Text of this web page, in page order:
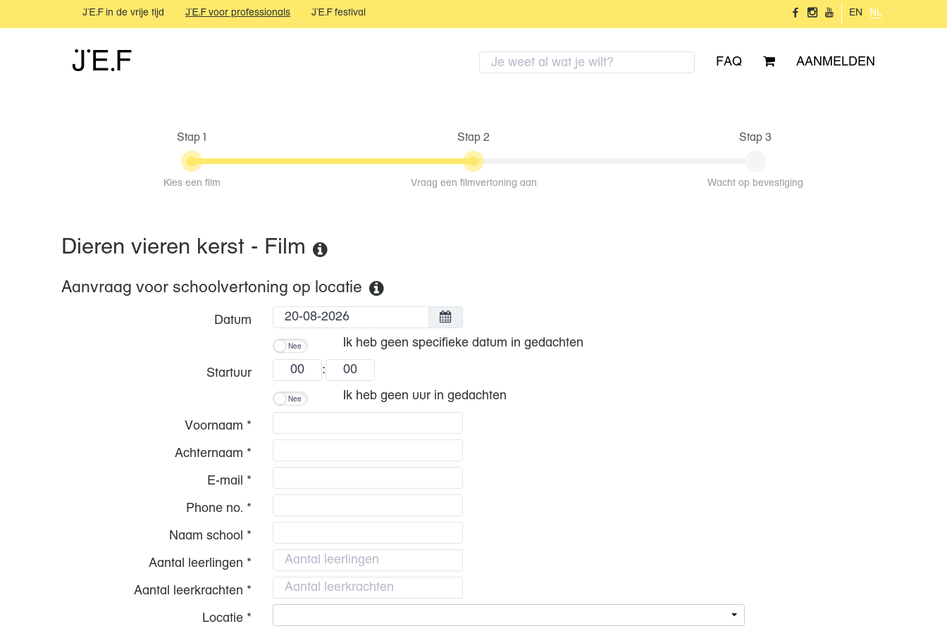
JEF in de vrije tijd JEF voor professionals JEF festival EN NL
JEF FAQ AANMELDEN
Stap 1
Kies een film
Stap 2
Vraag een filmvertoning aan
Stap 3
Wacht op bevestiging
Dieren vieren kerst - Film
Aanvraag voor schoolvertoning op locatie
Datum
Nee Ik heb geen specifieke datum in gedachten
Startuur :
Nee Ik heb geen uur in gedachten
Voornaam *
Achternaam *
E-mail *
Phone no. *
Naam school *
Aantal leerlingen *
Aantal leerkrachten *
Locatie *